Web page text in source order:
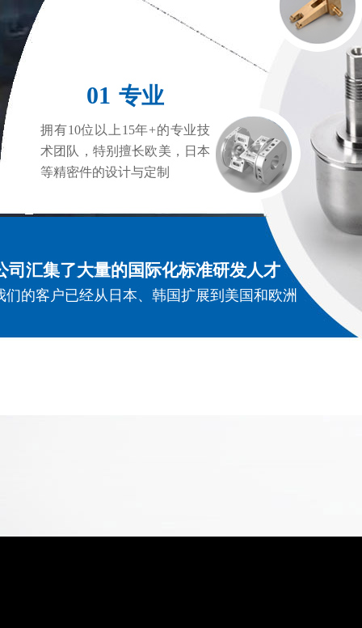
司汇集了大量的国际化标准研发人才
们的客户已经从日本、韩国扩展到美国和欧洲
01 专业
拥有10位以上15年+的专业技
术团队，特别擅长欧美，日本
等精密件的设计与定制